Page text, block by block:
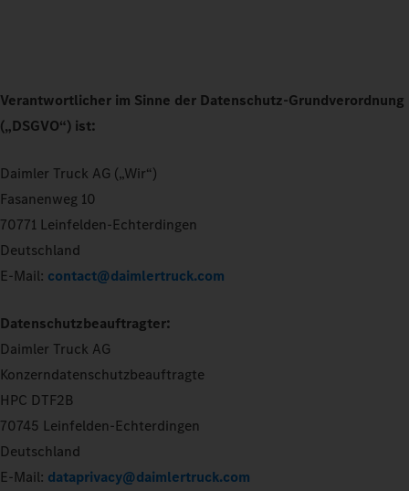
Verantwortlicher im Sinne der Datenschutz-Grundverordnung
(„DSGVO“) ist:
Daimler Truck AG („Wir“)
Fasanenweg 10
70771 Leinfelden-Echterdingen
Deutschland
E-Mail: contact@daimlertruck.com
Datenschutzbeauftragter:
Daimler Truck AG
Konzerndatenschutzbeauftragte
HPC DTF2B
70745 Leinfelden-Echterdingen
Deutschland
E-Mail: dataprivacy@daimlertruck.com